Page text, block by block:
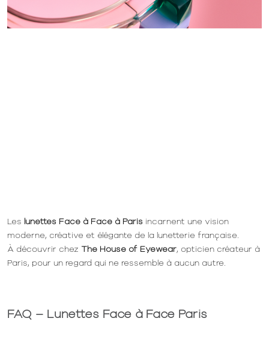
Les lunettes Face à Face à Paris incarnent une vision
moderne, créative et élégante de la lunetterie française.
À découvrir chez The House of Eyewear, opticien créateur à
Paris, pour un regard qui ne ressemble à aucun autre.
FAQ – Lunettes Face à Face Paris